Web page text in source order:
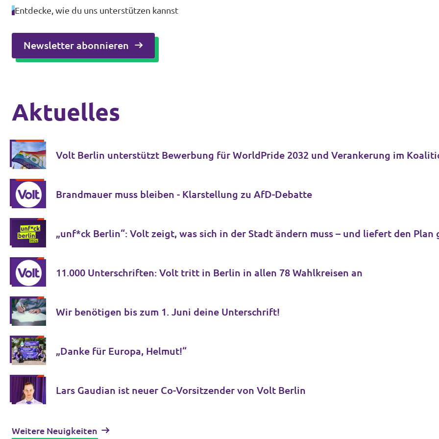
Entdecke, wie du uns unterstützen kannst
Newsletter abonnieren
Aktuelles
Volt Berlin unterstützt Bewerbung für WorldPride 2032 und Verankerung im
Brandmauer muss bleiben - Klarstellung zu AfD-Debatte
„unf*ck Berlin“: Volt zeigt, was sich in der Stadt ändern muss – und liefert den Plan
11.000 Unterschriften: Volt tritt in Berlin in allen 78 Wahlkreisen an
Wir benötigen bis zum 1. Juni deine Unterschrift!
„Danke für Europa, Helmut!“
Lars Gaudian ist neuer Co-Vorsitzender von Volt Berlin
Weitere Neuigkeiten